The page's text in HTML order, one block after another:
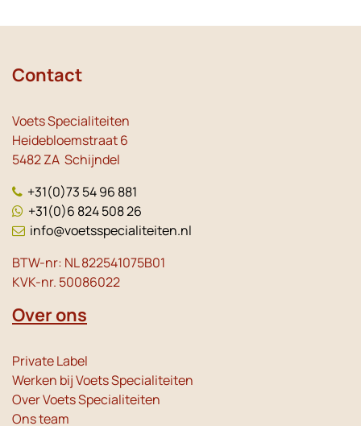
Contact
Voets Specialiteiten
Heidebloemstraat 6
5482 ZA Schijndel
+31(0)73 54 96 881
+31(0)6 824 508 26
info@voetsspecialiteiten.nl
BTW-nr: NL 822541075B01
KVK-nr. 50086022
Over ons
Private Label
Werken bij Voets Specialiteiten
Over Voets Specialiteiten
Ons team